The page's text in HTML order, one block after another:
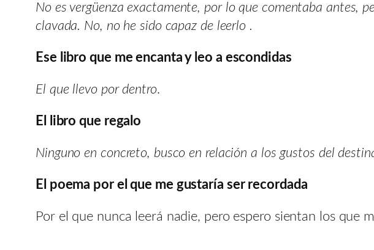
No es vergüenza exactamente, por lo que comentaba antes,
clavada. No, no he sido capaz de leerlo .
Ese libro que me encanta y leo a escondidas
El que llevo por dentro.
El libro que regalo
Ninguno en concreto, busco en relación a los gustos del
El poema por el que me gustaría ser recordada
Por el que nunca leerá nadie, pero espero sientan los que